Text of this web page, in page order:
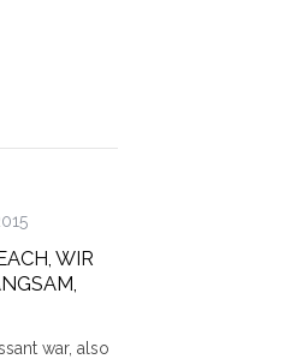
WIR
war, also